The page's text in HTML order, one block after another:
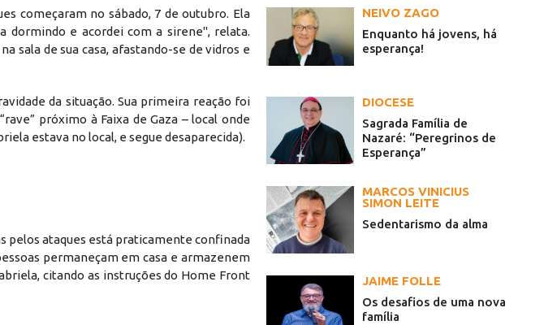
começaram no sábado, 7 de outubro. Ela
dormindo e acordei com a sirene", relata.
sala de sua casa, afastando-se de vidros e
da situação. Sua primeira reação foi
próximo à Faixa de Gaza – local onde
estava no local, e segue desaparecida).
pelos ataques está praticamente confinada
permaneçam em casa e armazenem
citando as instruções do Home Front
NEIVO ZAGO
Enquanto há jovens, há
esperança!
DIOCESE
Sagrada Família de
Nazaré: “Peregrinos de
Esperança”
MARCOS VINICIUS
SIMON LEITE
Sedentarismo da alma
JAIME FOLLE
Os desafios de uma nova
família